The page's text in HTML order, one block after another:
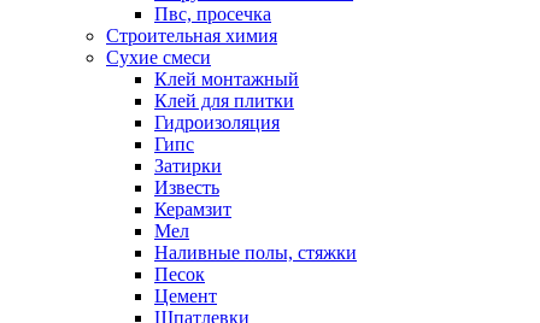
Пвс, просечка
Строительная химия
Сухие смеси
Клей монтажный
Клей для плитки
Гидроизоляция
Гипс
Затирки
Известь
Керамзит
Мел
Наливные полы, стяжки
Песок
Цемент
Шпатлевки